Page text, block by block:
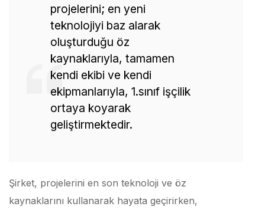
projelerini; en yeni
teknolojiyi baz alarak
oluşturduğu öz
kaynaklarıyla, tamamen
kendi ekibi ve kendi
ekipmanlarıyla, 1.sınıf işçilik
ortaya koyarak
geliştirmektedir.
Şirket, projelerini en son teknoloji ve öz
kaynaklarını kullanarak hayata geçirirken,